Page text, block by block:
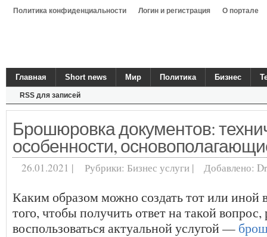
Политика конфиденциальности Логин и регистрация О портале
Главная Short news Мир Политика Бизнес
RSS для записей
Брошюровка документов:
особенности,
26.01.2021 | Рубрики: Бизнес услуги | Добавлено:
Каким образом можно создать тот или иной
того, чтобы получить ответ на такой
воспользоваться актуальной услугой —